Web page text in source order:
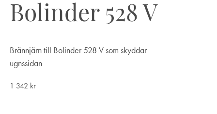
Bolinder 528 V
Brännjärn till Bolinder 528 V som skyddar
ugnssidan
1 342 kr